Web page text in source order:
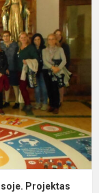
Projektas